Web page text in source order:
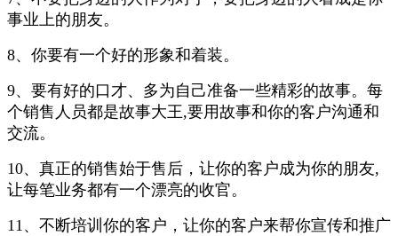
事业上的朋友。
8、你要有一个好的形象和着装。
9、要有好的口才、多为自己准备一些精彩的故事。每
个销售人员都是故事大王,要用故事和你的客户沟通和
交流。
10、真正的销售始于售后，让你的客户成为你的朋友,
让每笔业务都有一个漂亮的收官。
11、不断培训你的客户，让你的客户来帮你宣传和推广